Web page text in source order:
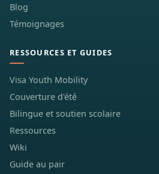
Blog
Témoignages
RESSOURCES ET GUIDES
Visa Youth Mobility
Couverture d'été
Bilingue et soutien scolaire
Ressources
Wiki
Guide au pair